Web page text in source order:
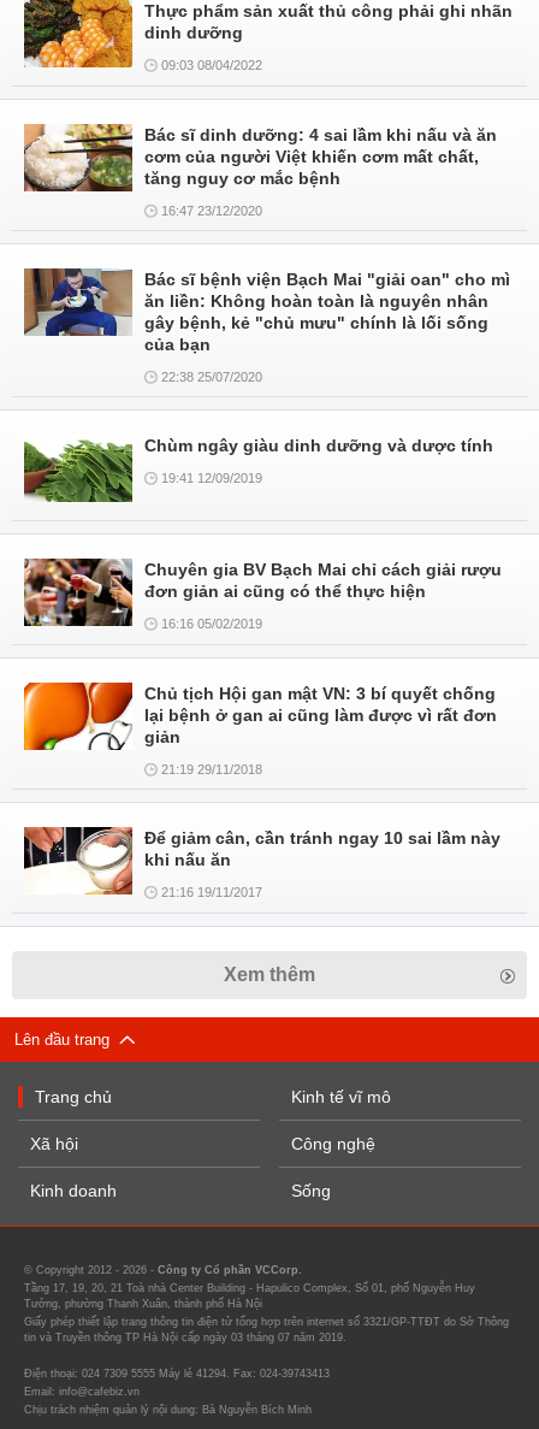
Thực phẩm sản xuất thủ công phải ghi nhãn
dinh dưỡng
09:03 08/04/2022
Bác sĩ dinh dưỡng: 4 sai lầm khi nấu và ăn
cơm của người Việt khiến cơm mất chất,
tăng nguy cơ mắc bệnh
16:47 23/12/2020
Bác sĩ bệnh viện Bạch Mai "giải oan" cho mì
ăn liền: Không hoàn toàn là nguyên nhân
gây bệnh, kẻ "chủ mưu" chính là lối sống
của bạn
22:38 25/07/2020
Chùm ngây giàu dinh dưỡng và dược tính
19:41 12/09/2019
Chuyên gia BV Bạch Mai chỉ cách giải rượu
đơn giản ai cũng có thể thực hiện
16:16 05/02/2019
Chủ tịch Hội gan mật VN: 3 bí quyết chống
lại bệnh ở gan ai cũng làm được vì rất đơn
giản
21:19 29/11/2018
Để giảm cân, cần tránh ngay 10 sai lầm này
khi nấu ăn
21:16 19/11/2017
Xem thêm
Lên đầu trang
Trang chủ
Xã hội
Kinh doanh
Kinh tế vĩ mô
Công nghệ
Sống
© Copyright 2012 - 2026 - Công ty Cổ phần VCCorp.
Tầng 17, 19, 20, 21 Toà nhà Center Building - Hapulico Complex, Số 01, phố Nguyễn Huy
Tưởng, phường Thanh Xuân, thành phố Hà Nội
Giấy phép thiết lập trang thông tin điện tử tổng hợp trên internet số 3321/GP-TTĐT do Sở Thông
tin và Truyền thông TP Hà Nội cấp ngày 03 tháng 07 năm 2019.
Điện thoại: 024 7309 5555 Máy lẻ 41294. Fax: 024-39743413
Email: info@cafebiz.vn
Chịu trách nhiệm quản lý nội dung: Bà Nguyễn Bích Minh